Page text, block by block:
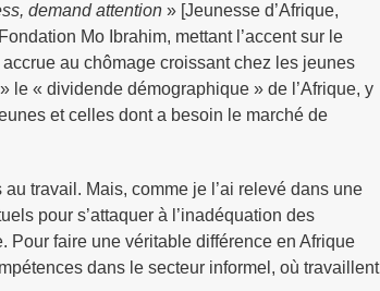
demand attention » [Jeunesse d’Afrique,
Mo Ibrahim, mettant l’accent sur le
au chômage croissant chez les jeunes
le « dividende démographique » de l’Afrique, y
et celles dont a besoin le marché de
travail. Mais, comme je l’ai relevé dans une
pour s’attaquer à l’inadéquation des
Pour faire une véritable différence en Afrique
dans le secteur informel, où travaillent